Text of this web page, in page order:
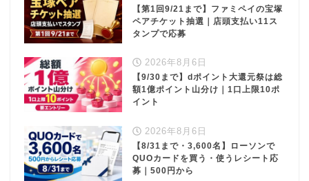
【第1回9/21まで】ファミペイの宝塚
ペアチケット抽選｜店頭支払い11ス
タンプで応募
2026年8月6日
【9/30まで】dポイント大還元祭は総
額1億ポイント山分け｜1口上限10ポ
イント
2026年8月6日
【8/31まで・3,600名】ローソンで
QUOカードを買う・使うレシート応
募｜500円から